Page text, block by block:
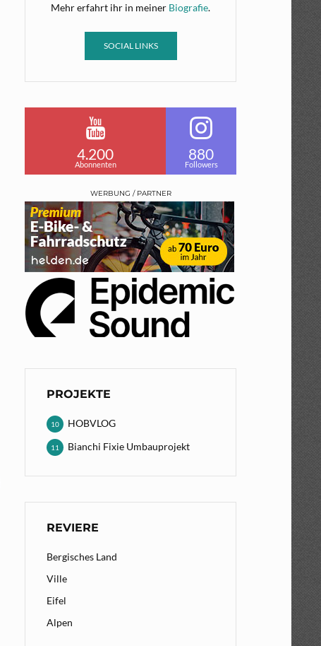
Mehr erfahrt ihr in meiner Biografie.
SOCIAL LINKS
4.200
Abonnenten
880
Followers
WERBUNG / PARTNER
PROJEKTE
HOBVLOG
10
Bianchi Fixie Umbauprojekt
11
REVIERE
Bergisches Land
Ville
Eifel
Alpen